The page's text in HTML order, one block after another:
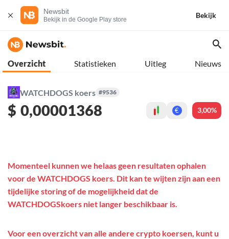
Newsbit
Bekijk in de Google Play store
Bekijk
Overzicht Statistieken Uitleg Nieuws
WATCHDOGS koers #9536
$ 0,00001368 € 3,00%
Momenteel kunnen we helaas geen resultaten ophalen
voor de WATCHDOGS koers. Dit kan te wijten zijn aan een
tijdelijke storing of de mogelijkheid dat de
WATCHDOGSkoers niet langer beschikbaar is.
Voor een overzicht van alle andere crypto koersen, kunt u